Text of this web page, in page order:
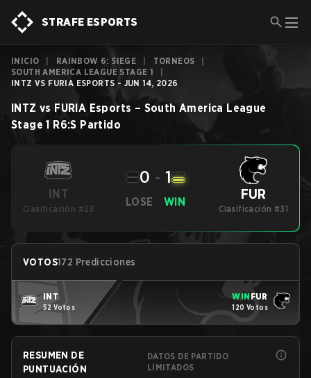
STRAFE ESPORTS
INICIO RAINBOW 6: SIEGE TORNEOS
SOUTH AMERICA LEAGUE STAGE 1
INTZ VS FURIA ESPORTS - JUN 14, 2026
INTZ vs FURIA Esports – South America League
Stage 1 R6:S Partido
INT
Clasificación #23
LOSE
0 - 1
WIN FUR
Clasificación #31
VOTOS172 Predicciones
INT
52 Votos
WINFUR
120 Votos
RESUMEN DE
PUNTUACIÓN
DATOS DE PARTIDO
LIMITADOS